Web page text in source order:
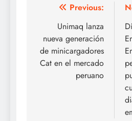
Post
navigation
Previous:
Unimaq lanza
nueva generación
de minicargadores
Cat en el mercado
peruano